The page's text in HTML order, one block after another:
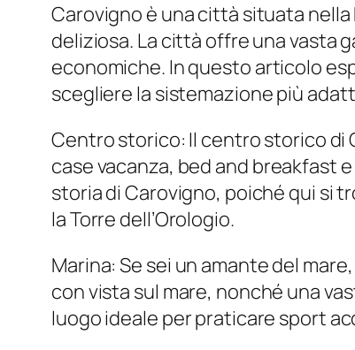
Carovigno è una città situata nella
deliziosa. La città offre una vasta
economiche. In questo articolo
scegliere la sistemazione più
Centro storico: Il centro storico di
case vacanza, bed and breakfast
storia di Carovigno, poiché qui si
la Torre dell’Orologio.
Marina: Se sei un amante del
con vista sul mare, nonché una
luogo ideale per praticare sport